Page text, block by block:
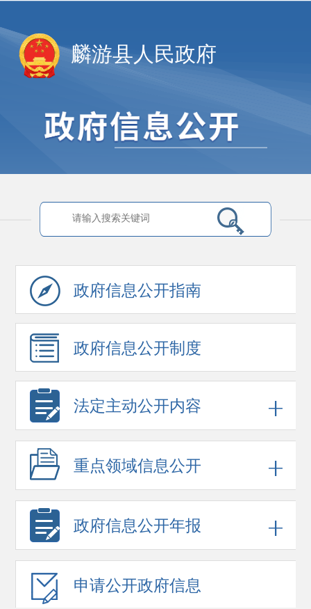
麟游县人民政府
政府信息公开指南
政府信息公开制度
法定主动公开内容
重点领域信息公开
政府信息公开年报
申请公开政府信息